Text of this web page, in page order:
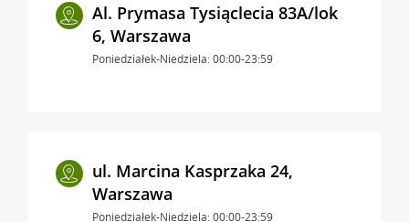
Al. Prymasa Tysiąclecia 83A/lok
6, Warszawa
Poniedziałek-Niedziela: 00:00-23:59
ul. Marcina Kasprzaka 24,
Warszawa
Poniedziałek-Niedziela: 00:00-23:59